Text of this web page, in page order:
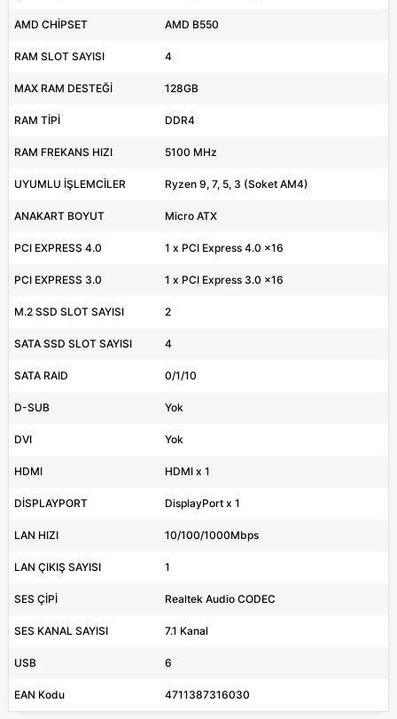
AMD CHİPSET AMD B550
RAM SLOT SAYISI 4
MAX RAM DESTEĞİ 128GB
RAM TİPİ DDR4
RAM FREKANS HIZI 5100 MHz
UYUMLU İŞLEMCİLER Ryzen 9, 7, 5, 3 (Soket AM4)
ANAKART BOYUT Micro ATX
PCI EXPRESS 4.0 1 x PCI Express 4.0 x16
PCI EXPRESS 3.0 1 x PCI Express 3.0 x16
M.2 SSD SLOT SAYISI 2
SATA SSD SLOT SAYISI 4
SATA RAID 0/1/10
D-SUB Yok
DVI Yok
HDMI HDMI x 1
DİSPLAYPORT DisplayPort x 1
LAN HIZI 10/100/1000Mbps
LAN ÇIKIŞ SAYISI 1
SES ÇİPİ Realtek Audio CODEC
SES KANAL SAYISI 7.1 Kanal
USB 6
EAN Kodu 4711387316030